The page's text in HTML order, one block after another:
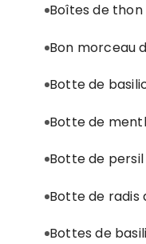
Boîtes de thon
Bon morceau
Botte de
Botte de
Botte de persil
Botte de radis
Bottes de